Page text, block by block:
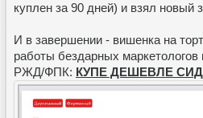
куплен за 90 дней) и взял новый
И в завершении - вишенка на
работы бездарных
РЖД/ФПК: КУПЕ ДЕШЕВЛЕ